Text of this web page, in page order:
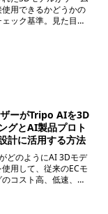
使用できるかどうかの
ック基準。見た目が
ームで動くではありま
規格を満たしている
ーがTripo AIを3D
グとAI製品プロト
計に活用する方法
どのようにAI 3Dモデ
用して、従来のECモ
コスト高、低速、技
さを解決するかを解
ト/画像から数秒で3D